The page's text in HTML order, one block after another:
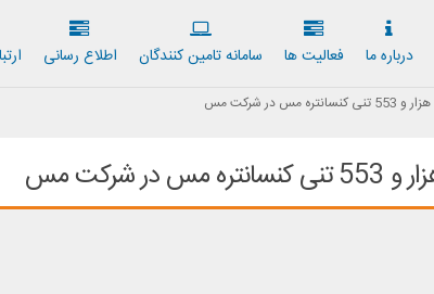
درباره ما فعاليت ها سامانه تامين كنندگان اطلاع رسانی